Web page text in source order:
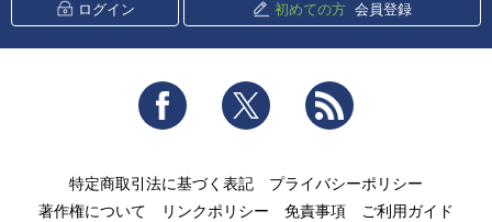
ログイン 初めての方 会員登録
Facebook Twitter
特定商取引法に基づく表記
プライバシーポリシー
著作権について
リンクポリシー 免責事項
ご利用ガイド